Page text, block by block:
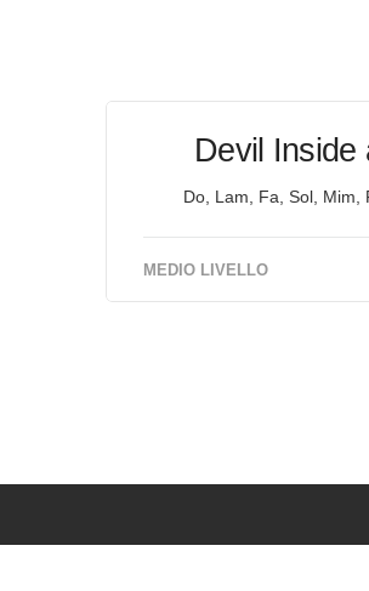
Devil Inside
Do, Lam, Fa, Sol, Mim,
MEDIO LIVELLO